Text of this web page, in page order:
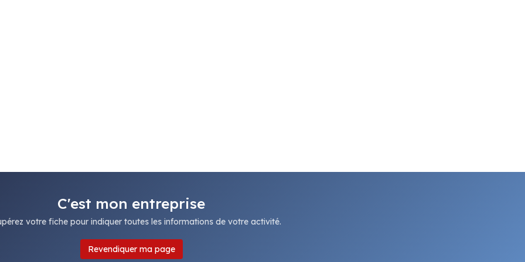
C'est mon entreprise
votre fiche pour indiquer toutes les informations de votre activité.
Revendiquer ma page